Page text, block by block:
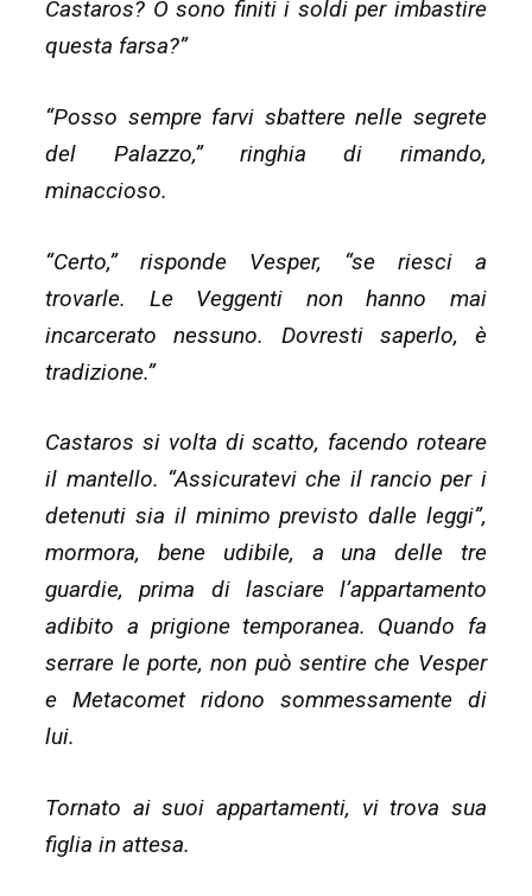
Castaros? O sono finiti i soldi per imbastire
questa farsa?”
“Posso sempre farvi sbattere nelle segrete
del Palazzo,” ringhia di rimando,
minaccioso.
“Certo,” risponde Vesper, “se riesci a
trovarle. Le Veggenti non hanno mai
incarcerato nessuno. Dovresti saperlo, è
tradizione.”
Castaros si volta di scatto, facendo roteare
il mantello. “Assicuratevi che il rancio per i
detenuti sia il minimo previsto dalle leggi”,
mormora, bene udibile, a una delle tre
guardie, prima di lasciare l’appartamento
adibito a prigione temporanea. Quando fa
serrare le porte, non può sentire che Vesper
e Metacomet ridono sommessamente di
lui.
Tornato ai suoi appartamenti, vi trova sua
figlia in attesa.